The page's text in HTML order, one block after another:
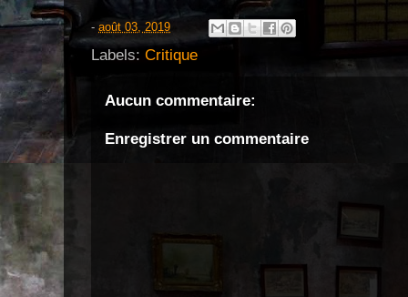
- août 03, 2019
Labels: Critique
Aucun commentaire:
Enregistrer un commentaire